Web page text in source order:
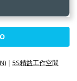
| 5S精益工作空間